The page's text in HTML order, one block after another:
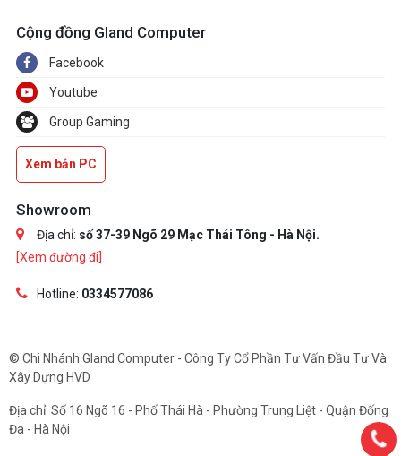
Cộng đồng Gland Computer
Facebook
Youtube
Group Gaming
Xem bản PC
Showroom
Địa chỉ: số 37-39 Ngõ 29 Mạc Thái Tông - Hà Nội.
[Xem đường đi]
Hotline: 0334577086
© Chi Nhánh Gland Computer - Công Ty Cổ Phần Tư Vấn Đầu Tư Và
Xây Dựng HVD
Địa chỉ: Số 16 Ngõ 16 - Phố Thái Hà - Phường Trung Liệt - Quận Đống
Đa - Hà Nội